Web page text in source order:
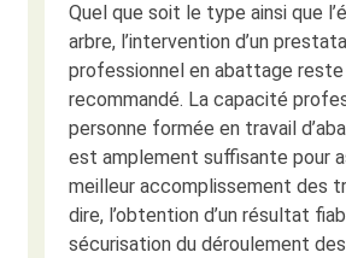
Quel que soit le type ainsi que
arbre, l’intervention d’un
professionnel en abattage
recommandé. La capacité
personne formée en travail
est amplement suffisante pour
meilleur accomplissement des
dire, l’obtention d’un résultat
sécurisation du déroulement